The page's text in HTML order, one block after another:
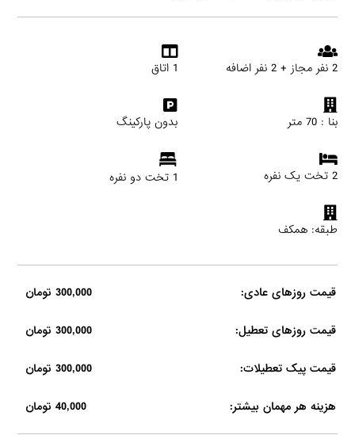
2 نفر مجاز + 2 نفر اضافه 1 اتاق
بنا : 70 متر بدون پارکینگ
2 تخت یک نفره 1 تخت دو نفره
طبقه: همکف
قیمت روزهای عادی: 300,000 تومان
قیمت روزهای تعطیل: 300,000 تومان
قیمت پیک تعطیلات: 300,000 تومان
هزینه هر مهمان بیشتر: 40,000 تومان